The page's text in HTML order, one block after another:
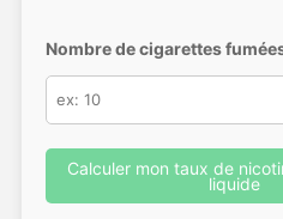
Nombre de cigarettes
Calculer mon taux de
liquide